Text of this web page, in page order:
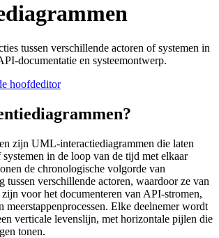
tussen verschillende actoren of systemen in
documentatie en systeemontwerp.
hoofdeditor
zijn UML-interactiediagrammen die laten
in de loop van de tijd met elkaar
de chronologische volgorde van
tussen verschillende actoren, waardoor ze van
zijn voor het documenteren van API-stromen,
meerstappenprocessen. Elke deelnemer wordt
verticale levenslijn, met horizontale pijlen die
tonen.